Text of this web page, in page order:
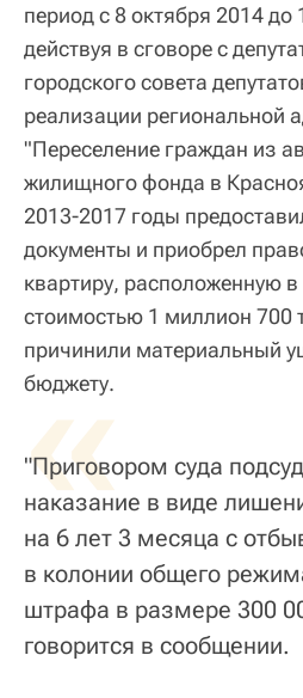
период с 8 октября 2014 до
действуя в сговоре с
городского совета
реализации региональной
"Переселение граждан из
жилищного фонда в
2013-2017 годы
документы и приобрел
квартиру, расположенную в
стоимостью 1 миллион 700
причинили материальный
бюджету.
«
"Приговором суда
наказание в виде
на 6 лет 3 месяца с
в колонии общего
штрафа в размере 300
говорится в сообщении.